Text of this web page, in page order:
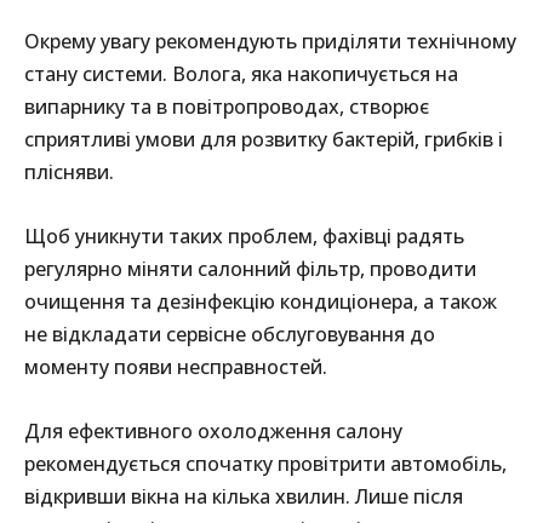
Окрему увагу рекомендують приділяти технічному
стану системи. Волога, яка накопичується на
випарнику та в повітропроводах, створює
сприятливі умови для розвитку бактерій, грибків і
плісняви.
Щоб уникнути таких проблем, фахівці радять
регулярно міняти салонний фільтр, проводити
очищення та дезінфекцію кондиціонера, а також
не відкладати сервісне обслуговування до
моменту появи несправностей.
Для ефективного охолодження салону
рекомендується спочатку провітрити автомобіль,
відкривши вікна на кілька хвилин. Лише після